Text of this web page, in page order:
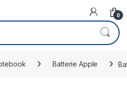
0
Batterie Apple